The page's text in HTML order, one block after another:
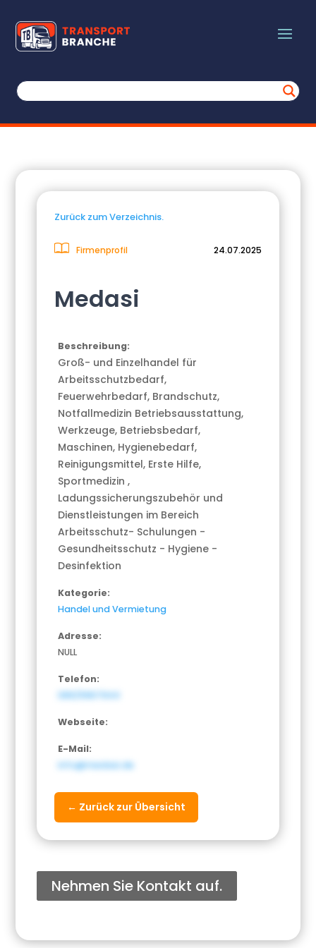
Zurück zum Verzeichnis.
Firmenprofil 24.07.2025
Medasi
Beschreibung:
Groß- und Einzelhandel für
Arbeitsschutzbedarf,
Feuerwehrbedarf, Brandschutz,
Notfallmedizin Betriebsausstattung,
Werkzeuge, Betriebsbedarf,
Maschinen, Hygienebedarf,
Reinigungsmittel, Erste Hilfe,
Sportmedizin ,
Ladungssicherungszubehör und
Dienstleistungen im Bereich
Arbeitsschutz- Schulungen -
Gesundheitsschutz - Hygiene -
Desinfektion
Kategorie:
Handel und Vermietung
Adresse:
NULL
Telefon:
089/9967944
Webseite:
E-Mail:
info@medasi.de
← Zurück zur Übersicht
Nehmen Sie Kontakt auf.